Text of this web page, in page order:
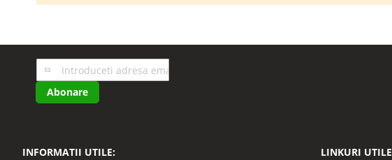
Inscrieti-
va
Buletinele
Abonare
INFORMATII UTILE: LINKURI UTILE